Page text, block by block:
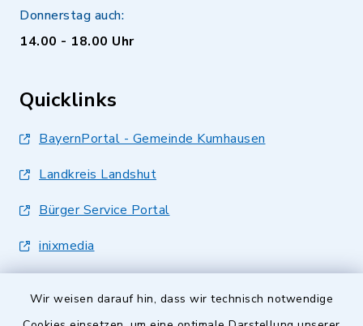
Wir weisen darauf hin, dass wir technisch notwendige
Donnerstag auch:
14.00 - 18.00 Uhr
Quicklinks
BayernPortal - Gemeinde Kumhausen
Landkreis Landshut
Bürger Service Portal
inixmedia